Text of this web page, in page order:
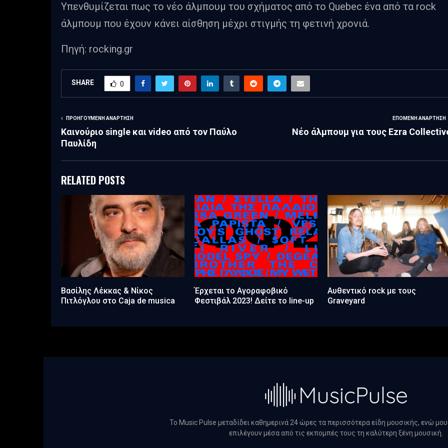
Υπενθυμίζεται πως το νέο άλμπουμ του σχήματος από το Quebec ένα από τα rock
άλμπουμ που έχουν κάνει αίσθηση μέχρι στιγμής τη φετινή χρονιά.
Πηγή: rocking.gr
SHARE 0
ΠΡΟΗΓΟΎΜΕΝΗ ΑΝΆΡΤΗΣΗ
Καινούριο single και video από τον Παύλο
Παυλίδη
ΕΠΌΜΕΝΗ ΑΝΆΡΤΗΣΗ
Νέο άλμπουμ για τους Ezra
RELATED POSTS
Βασίλης Λέκκας & Νίκος
Πιτλόγλου στο Caja de musica
Έρχεται το Αγοραφοβικό
Φεστιβάλ 2023! Δείτε το line-up
Αυθεντικό rock με τους
Graveyard
Το Music Pulse μεταδίδει καθημερινά 24 ώρες τα περισσότερα είδη μουσικής, ενώ
επιλέγουν μέσα από τις εκπομπές τους τη καλύτερη ξένη μουσική.